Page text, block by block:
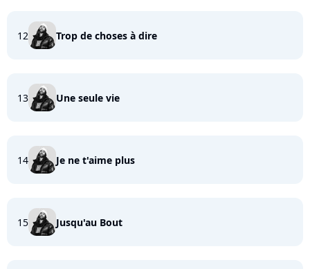
12 Trop de choses à dire
13 Une seule vie
14 Je ne t'aime plus
15 Jusqu'au Bout